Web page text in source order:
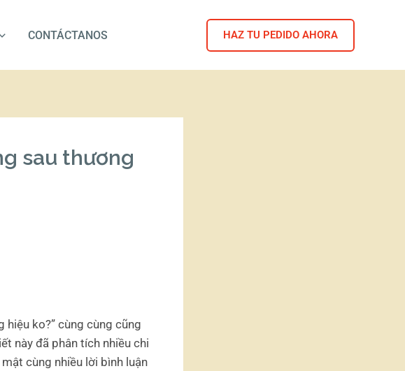
CONTÁCTANOS HAZ TU PEDIDO AHORA
sau thương
ko?” cùng cùng cũng
này đã phân tích nhiều chi
cùng nhiều lời bình luận